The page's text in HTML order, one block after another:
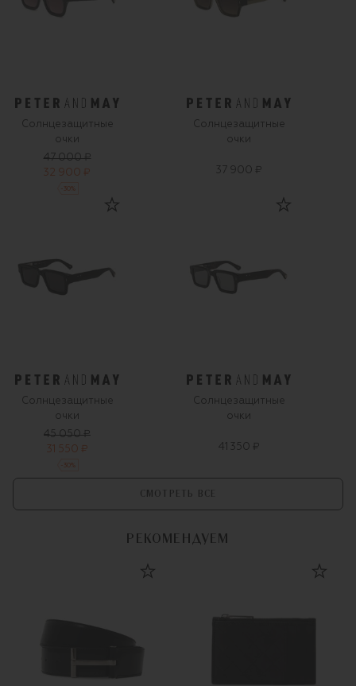
Солнцезащитные
очки
47 000 ₽
32 900 ₽
%
Солнцезащитные
очки
37 900 ₽
Солнцезащитные
очки
45 050 ₽
31 550 ₽
%
Солнцезащитные
очки
41 350 ₽
СМОТРЕТЬ ВСЕ
РЕКОМЕНДУЕМ